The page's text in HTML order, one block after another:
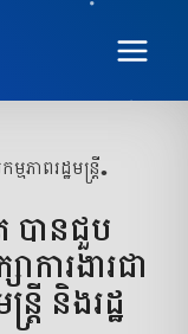
មភាពរដ្ឋមន្ត្រី•
បានជួប
ការងារជា
រី និងរដ្ឋ